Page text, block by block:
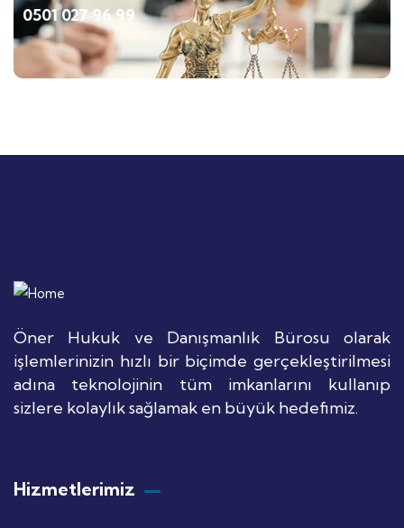
0501 027 96 99
Öner Hukuk ve Danışmanlık Bürosu olarak
işlemlerinizin hızlı bir biçimde gerçekleştirilmesi
adına teknolojinin tüm imkanlarını kullanıp
sizlere kolaylık sağlamak en büyük hedefimiz.
Hizmetlerimiz